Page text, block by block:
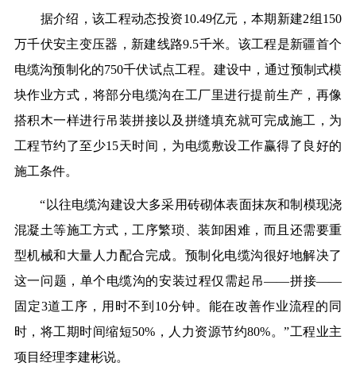
据介绍，该工程动态投资10.49亿元，本期新建2组150
万千伏安主变压器，新建线路9.5千米。该工程是新疆首个
电缆沟预制化的750千伏试点工程。建设中，通过预制式模
块作业方式，将部分电缆沟在工厂里进行提前生产，再像
搭积木一样进行吊装拼接以及拼缝填充就可完成施工，为
工程节约了至少15天时间，为电缆敷设工作赢得了良好的
施工条件。
“以往电缆沟建设大多采用砖砌体表面抹灰和制模现浇
混凝土等施工方式，工序繁琐、装卸困难，而且还需要重
型机械和大量人力配合完成。预制化电缆沟很好地解决了
这一问题，单个电缆沟的安装过程仅需起吊——拼接——
固定3道工序，用时不到10分钟。能在改善作业流程的同
时，将工期时间缩短50%，人力资源节约80%。”工程业主
项目经理李建彬说。